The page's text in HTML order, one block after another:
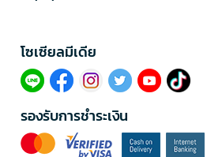
โซเซียลมีเดีย​
รองรับการชำระเงิน